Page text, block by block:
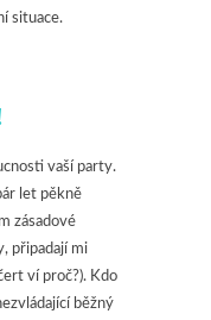
situace.
vaší party.
let pěkně
zásadové
připadají mi
ví proč?). Kdo
běžný